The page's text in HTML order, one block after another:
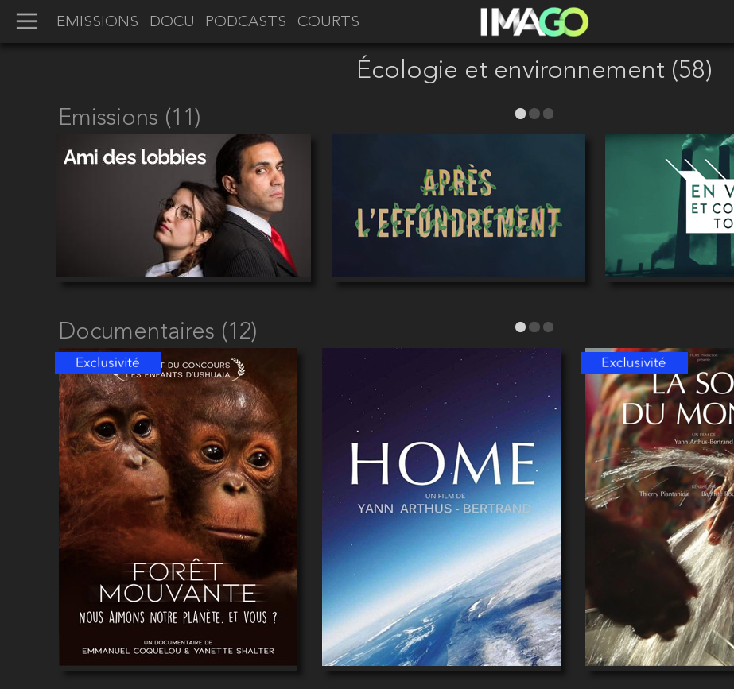
EMISSIONS DOCU PODCASTS COURTS
Écologie et environnement (58)
Emissions (11)
Documentaires (12)